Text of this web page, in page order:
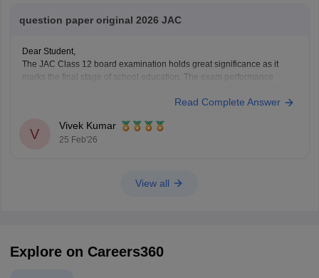
question paper original 2026 JAC
Dear Student,
The JAC Class 12 board examination holds great significance as it
marks the final stage of school education. The exam performance
JEE Main, NEET and all undergraduate programs.Read Complete Answer
V
Vivek Kumar
25 Feb'26
View all
Explore on Careers360